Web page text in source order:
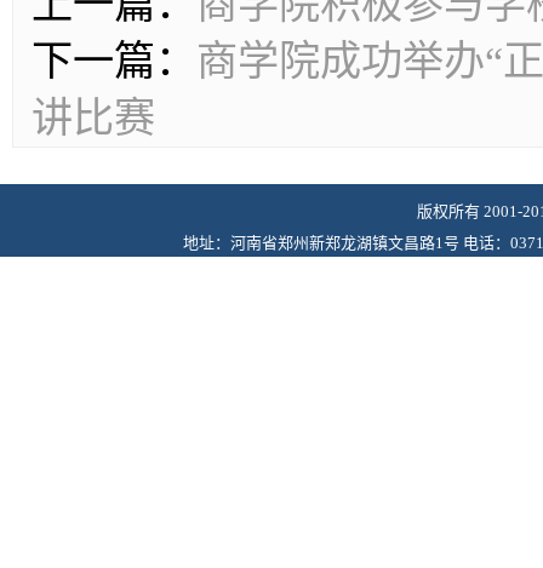
下一篇： 商学院成功举办“
讲比赛
版权所有 2001-
地址：河南省郑州新郑龙湖镇文昌路1号 电话：